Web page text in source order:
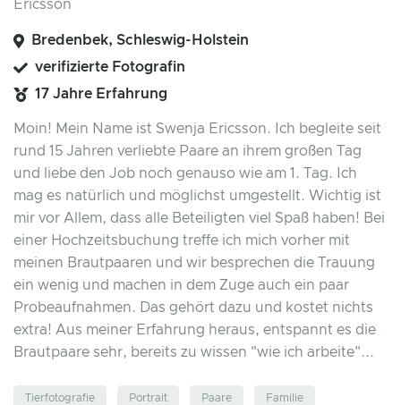
Bredenbek, Schleswig-Holstein
verifizierte Fotografin
17 Jahre Erfahrung
Moin! Mein Name ist Swenja Ericsson. Ich begleite seit
rund 15 Jahren verliebte Paare an ihrem großen Tag
und liebe den Job noch genauso wie am 1. Tag. Ich
mag es natürlich und möglichst umgestellt. Wichtig ist
mir vor Allem, dass alle Beteiligten viel Spaß haben! Bei
einer Hochzeitsbuchung treffe ich mich vorher mit
meinen Brautpaaren und wir besprechen die Trauung
ein wenig und machen in dem Zuge auch ein paar
Probeaufnahmen. Das gehört dazu und kostet nichts
extra! Aus meiner Erfahrung heraus, entspannt es die
Brautpaare sehr, bereits zu wissen "wie ich arbeite"...
Tierfotografie Portrait Paare Familie